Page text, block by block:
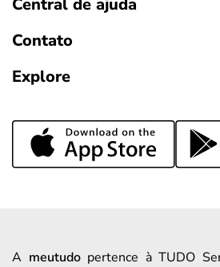
Central de ajuda
Contato
Explore
A meutudopertence à TUDO